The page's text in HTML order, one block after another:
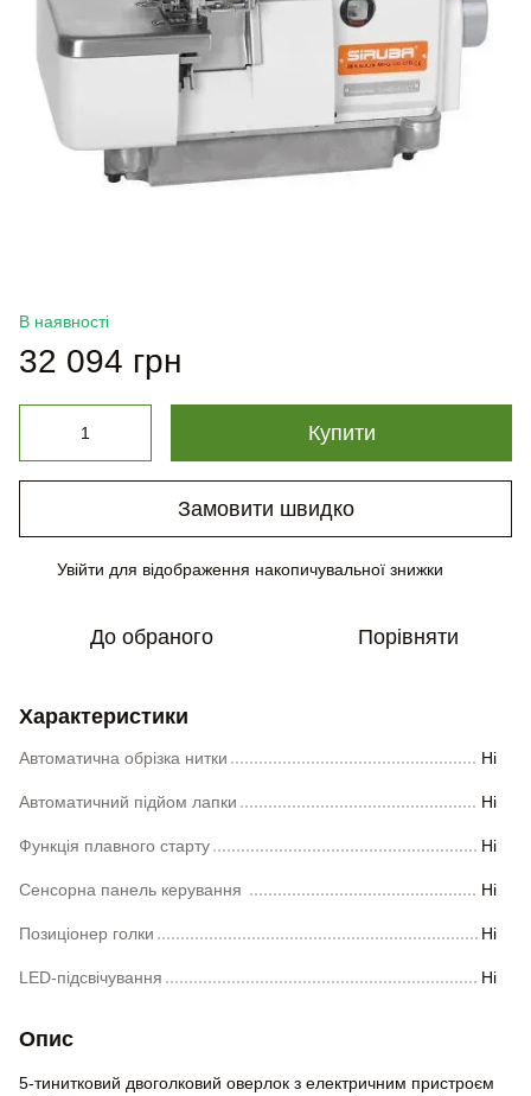
В наявності
32 094 грн
Купити
Замовити швидко
Увійти для відображення накопичувальної знижки
До обраного Порівняти
Характеристики
Автоматична обрізка нитки Ні
Автоматичний підйом лапки Ні
Функція плавного старту Ні
Сенсорна панель керування Ні
Позиціонер голки Ні
LED-підсвічування Ні
Опис
5-тинитковий двоголковий оверлок з електричним пристроєм